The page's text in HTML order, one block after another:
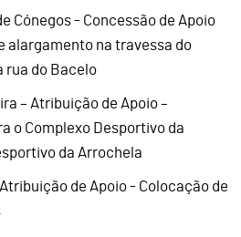
Cónegos - Concessão de Apoio
alargamento na travessa do
rua do Bacelo
– Atribuição de Apoio –
o Complexo Desportivo da
da Arrochela
de Apoio - Colocação de